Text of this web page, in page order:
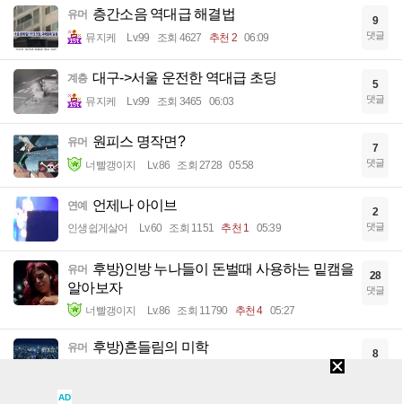
유머 층간소음 역대급 해결법
뮤지케 Lv.99 조회 4627 추천 2 06:09
9
댓글
계층 대구->서울 운전한 역대급 초딩
뮤지케 Lv.99 조회 3465 06:03
5
댓글
유머 원피스 명작면?
너빨갱이지 Lv.86 조회 2728 05:58
7
댓글
연예 언제나 아이브
인생쉽게살어 Lv.60 조회 1151 추천 1 05:39
2
댓글
유머 후방)인방 누나들이 돈벌때 사용하는 밑캠을
알아보자
너빨갱이지 Lv.86 조회 11790 추천 4 05:27
28
댓글
유머 후방)흔들림의 미학 8
AD